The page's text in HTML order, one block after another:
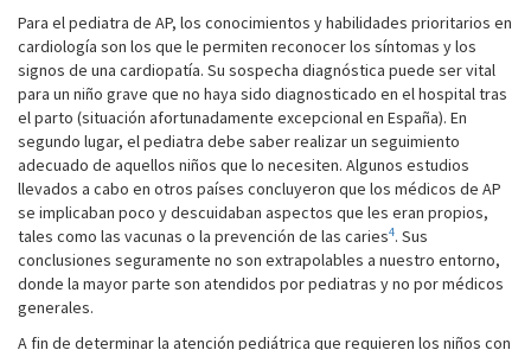
Para el pediatra de AP, los conocimientos y habilidades prioritarios en
cardiología son los que le permiten reconocer los síntomas y los
signos de una cardiopatía. Su sospecha diagnóstica puede ser vital
para un niño grave que no haya sido diagnosticado en el hospital tras
el parto (situación afortunadamente excepcional en España). En
segundo lugar, el pediatra debe saber realizar un seguimiento
adecuado de aquellos niños que lo necesiten. Algunos estudios
llevados a cabo en otros países concluyeron que los médicos de AP
se implicaban poco y descuidaban aspectos que les eran propios,
tales como las vacunas o la prevención de las caries4. Sus
conclusiones seguramente no son extrapolables a nuestro entorno,
donde la mayor parte son atendidos por pediatras y no por médicos
generales.
A fin de determinar la atención pediátrica que requieren los niños con